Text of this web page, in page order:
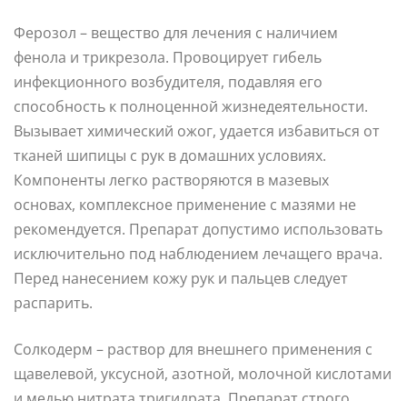
Ферозол – вещество для лечения с наличием
фенола и трикрезола. Провоцирует гибель
инфекционного возбудителя, подавляя его
способность к полноценной жизнедеятельности.
Вызывает химический ожог, удается избавиться от
тканей шипицы с рук в домашних условиях.
Компоненты легко растворяются в мазевых
основах, комплексное применение с мазями не
рекомендуется. Препарат допустимо использовать
исключительно под наблюдением лечащего врача.
Перед нанесением кожу рук и пальцев следует
распарить.
Солкодерм – раствор для внешнего применения с
щавелевой, уксусной, азотной, молочной кислотами